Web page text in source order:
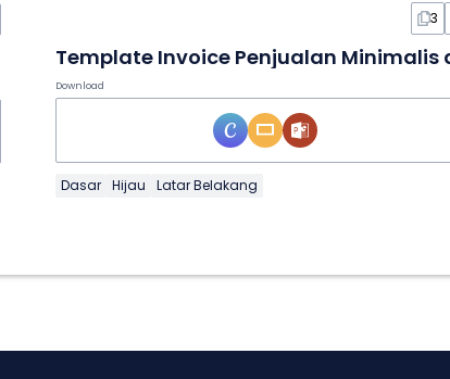
3
Download
Dasar Hijau Latar Belakang